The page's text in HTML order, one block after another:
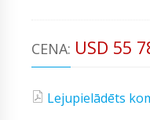
CENA: USD 55
Lejupielādēts